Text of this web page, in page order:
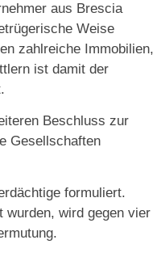
aus Brescia
Weise
zahlreiche Immobilien,
ist damit der
Beschluss zur
Gesellschaften
formuliert.
wurden, wird gegen vier